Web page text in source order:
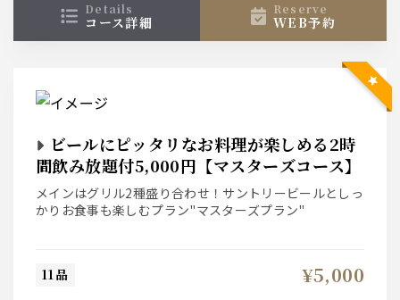
details
コース詳細
reserve
WEB予約
ビールにピッタリなお料理が楽しめる2時
間飲み放題付5,000円【マスターズコース】
メインはグリル2種盛り合わせ！サントリービールとしっ
かりお食事も楽しむプラン"マスターズプラン"
トの鯛めしで大満足間違い無し！！
11品 ¥5,000